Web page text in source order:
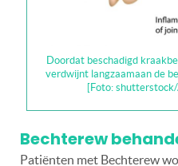
Doordat beschadigd
verdwijnt langzaamaan de
[Foto:
Bechterew
Patiënten met Bechterew